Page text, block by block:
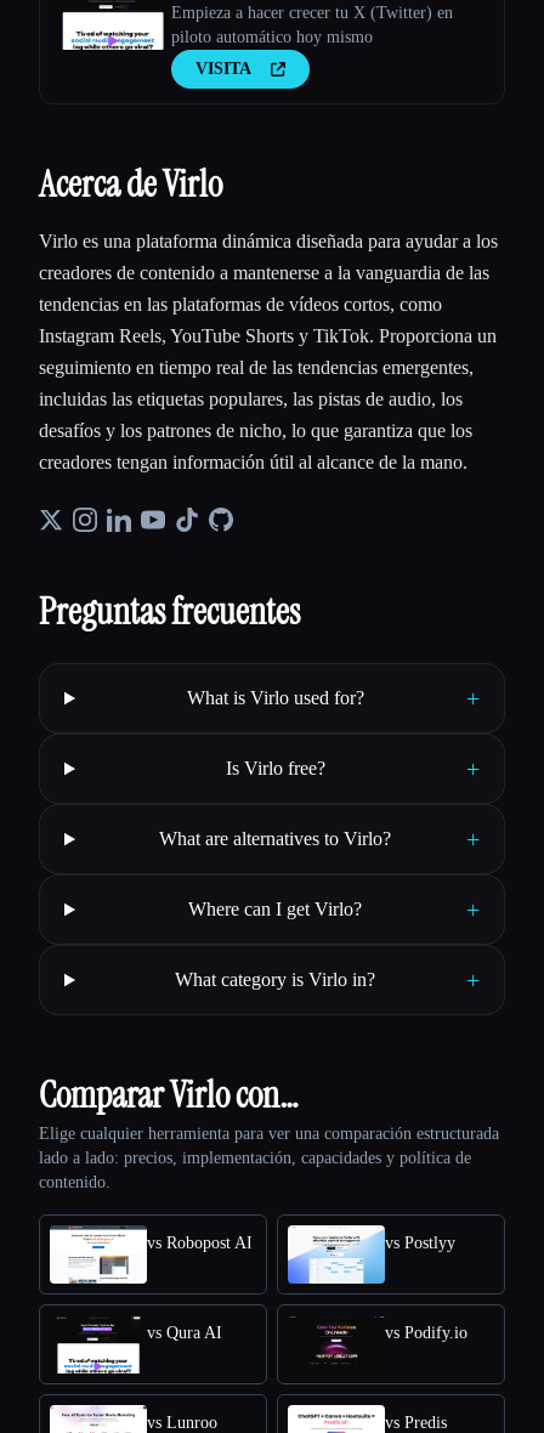
Empieza a hacer crecer tu X (Twitter) en
piloto automático hoy mismo
VISITA
Acerca de Virlo
Virlo es una plataforma dinámica diseñada para ayudar a los
creadores de contenido a mantenerse a la vanguardia de las
tendencias en las plataformas de vídeos cortos, como
Instagram Reels, YouTube Shorts y TikTok. Proporciona un
seguimiento en tiempo real de las tendencias emergentes,
incluidas las etiquetas populares, las pistas de audio, los
desafíos y los patrones de nicho, lo que garantiza que los
creadores tengan información útil al alcance de la mano.
Preguntas frecuentes
What is Virlo used for? +
Is Virlo free? +
What are alternatives to Virlo? +
Where can I get Virlo? +
What category is Virlo in? +
Comparar Virlo con…
Elige cualquier herramienta para ver una comparación estructurada
lado a lado: precios, implementación, capacidades y política de
contenido.
vs Robopost AI vs Postlyy
vs Qura AI vs Podify.io
vs Lunroo vs Predis